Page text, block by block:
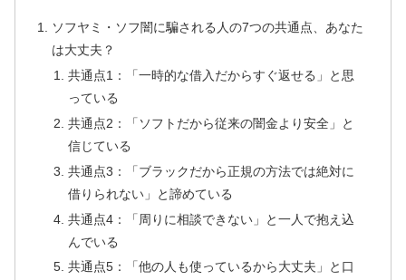
ソフヤミ・ソフ闇に騙される人の7つの共通点、あなた
は大丈夫？
共通点1：「一時的な借入だからすぐ返せる」と思
っている
共通点2：「ソフトだから従来の闇金より安全」と
信じている
共通点3：「ブラックだから正規の方法では絶対に
借りられない」と諦めている
共通点4：「周りに相談できない」と一人で抱え込
んでいる
共通点5：「他の人も使っているから大丈夫」と口